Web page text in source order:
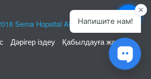
Sema Hopsital Almaty
Дәрігер іздеу Қабылдауға жазылу